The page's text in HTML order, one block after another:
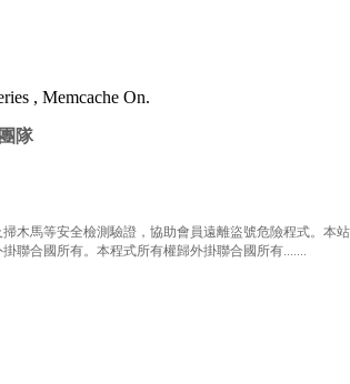
, Memcache On.
隊
馬等安全檢測驗證，協助會員遠離盜號危險程式。本
聯合國所有。本程式所有權歸外掛聯合國所有.......